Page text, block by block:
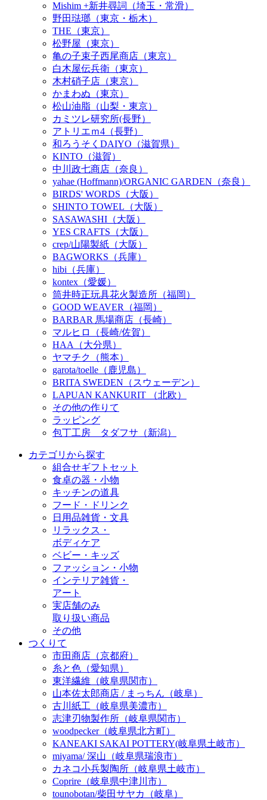
Mishim +新井尋詞（埼玉・常滑）
野田琺瑯（東京・栃木）
THE（東京）
松野屋（東京）
亀の子束子西尾商店（東京）
白木屋伝兵衛（東京）
木村硝子店（東京）
かまわぬ（東京）
松山油脂（山梨・東京）
カミツレ研究所(長野）
アトリエｍ4（長野）
和ろうそくDAIYO（滋賀県）
KINTO（滋賀）
中川政七商店（奈良）
yahae (Hoffmann)/ORGANIC GARDEN（奈良）
BIRDS' WORDS（大阪）
SHINTO TOWEL（大阪）
SASAWASHI（大阪）
YES CRAFTS（大阪）
crep/山陽製紙（大阪）
BAGWORKS（兵庫）
hibi（兵庫）
kontex（愛媛）
筒井時正玩具花火製造所（福岡）
GOOD WEAVER（福岡）
BARBAR 馬場商店（長崎）
マルヒロ（長崎/佐賀）
HAA（大分県）
ヤマチク（熊本）
garota/toelle（鹿児島）
BRITA SWEDEN（スウェーデン）
LAPUAN KANKURIT （北欧）
その他の作りて
ラッピング
包丁工房 タダフサ（新潟）
カテゴリから探す
組合せギフトセット
食卓の器・小物
キッチンの道具
フード・ドリンク
日用品雑貨・文具
リラックス・
ボディケア
ベビー・キッズ
ファッション・小物
インテリア雑貨・
アート
実店舗のみ
取り扱い商品
その他
つくりて
市田商店（京都府）
糸と色（愛知県）
東洋繊維（岐阜県関市）
山本佐太郎商店 / まっちん（岐阜）
古川紙工（岐阜県美濃市）
志津刃物製作所（岐阜県関市）
woodpecker（岐阜県北方町）
KANEAKI SAKAI POTTERY(岐阜県土岐市）
miyama/ 深山（岐阜県瑞浪市）
カネコ小兵製陶所（岐阜県土岐市）
Coprire（岐阜県中津川市）
tounobotan/柴田サヤカ（岐阜）